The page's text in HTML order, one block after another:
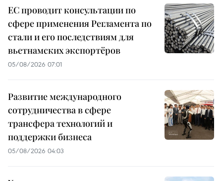
ЕС проводит консультации по
сфере применения Регламента по
стали и его последствиям для
вьетнамских экспортёров
05/08/2026 07:01
Развитие международного
сотрудничества в сфере
трансфера технологий и
поддержки бизнеса
05/08/2026 04:03